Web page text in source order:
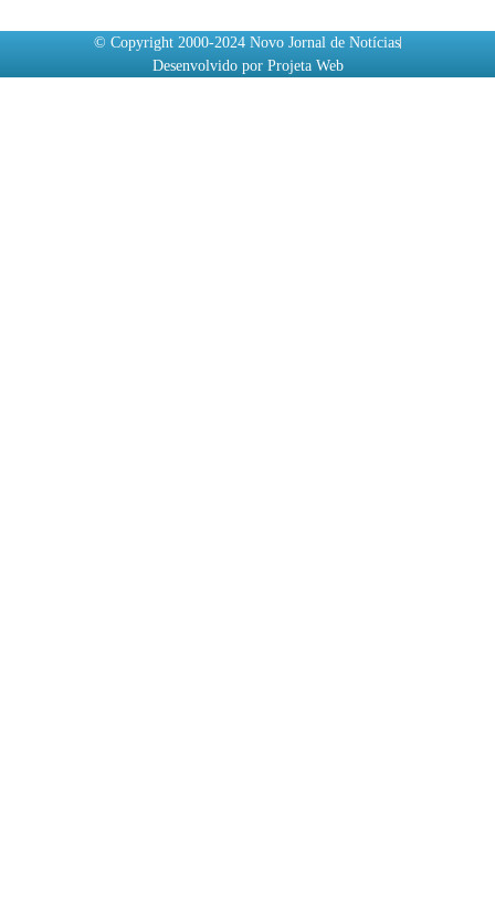
© Copyright 2000-2024 Novo Jornal de Notícias
Desenvolvido por Projeta Web